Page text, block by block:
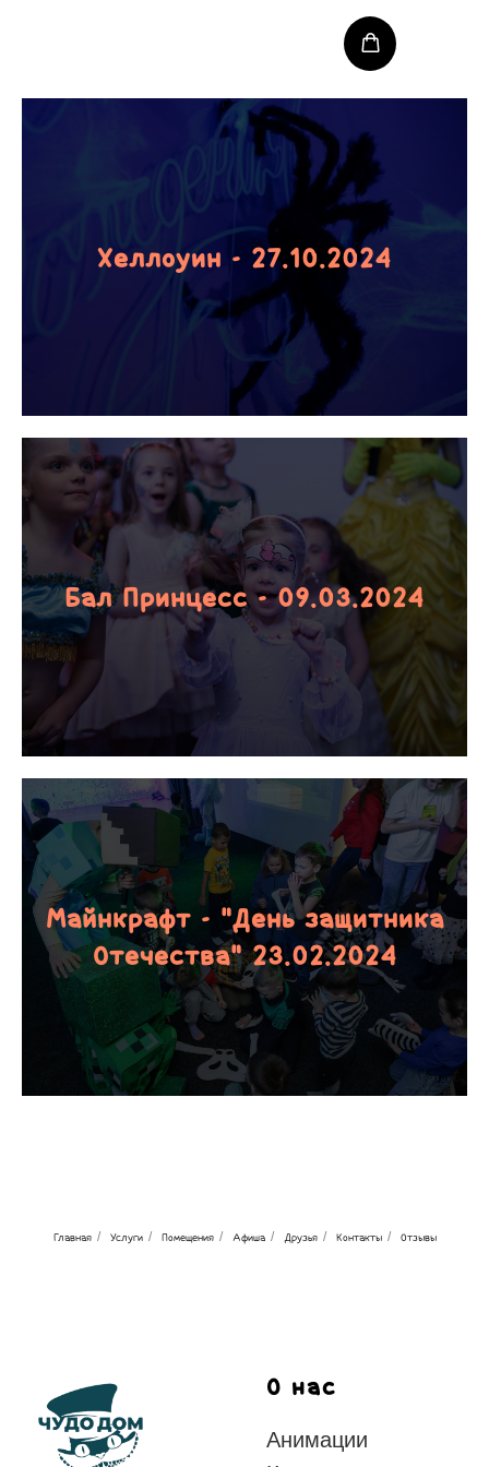
Хеллоуин - 27.10.2024
Бал Принцесс - 09.03.2024
Майнкрафт - "День защитника
Отечества" 23.02.2024
Главная / Услуги / Помещения / Афиша / Друзья / Контакты / Отзывы
О нас
Анимации